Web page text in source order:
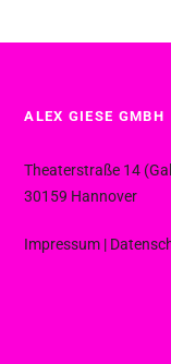
ALEX GIESE GMBH
Theaterstraße 14
30159 Hannover
Impressum |